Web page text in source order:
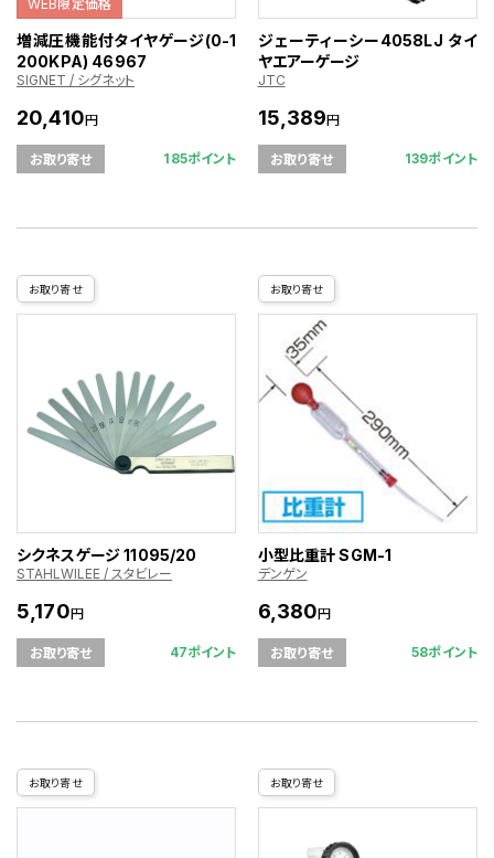
WEB限定価格
増減圧機能付タイヤゲージ(0-1
200KPA) 46967
SIGNET / シグネット
20,410円
お取り寄せ 185ポイント
ジェーティーシー4058LJ タイ
ヤエアーゲージ
JTC
15,389円
お取り寄せ 139ポイント
お取り寄せ
シクネスゲージ 11095/20
STAHLWILEE / スタビレー
5,170円
お取り寄せ 47ポイント
お取り寄せ
小型比重計 SGM-1
デンゲン
6,380円
お取り寄せ 58ポイント
お取り寄せ お取り寄せ